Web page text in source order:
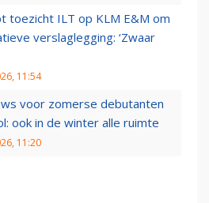
toezicht ILT op KLM E&M om
verslaglegging: ‘Zwaar
11:54
voor zomerse debutanten
ook in de winter alle ruimte
11:20